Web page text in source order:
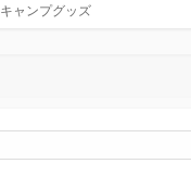
キャンプグッズ